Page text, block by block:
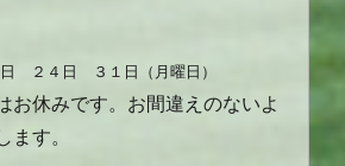
２４日 ３１日（月曜日）
お休みです。お間違えのないよ
ます。